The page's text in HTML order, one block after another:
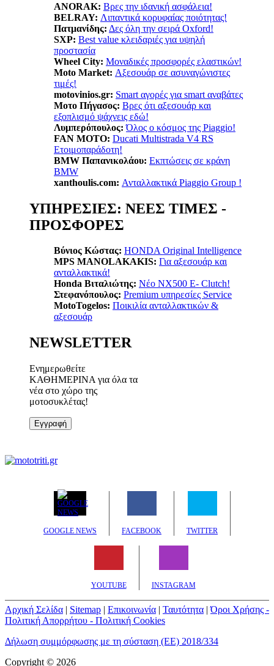
ANORAK: Βρες την ιδανική ασφάλεια!
BELRAY: Λιπαντικά κορυφαίας ποιότητας!
Πατμανίδης: Δες όλη την σειρά Oxford!
SXP: Βest value κλειδαριές για υψηλή
προστασία
Wheel City: Μοναδικές προσφορές ελαστικών!
Moto Market: Αξεσουάρ σε ασυναγώνιστες
τιμές!
motovinios.gr: Smart αγορές για smart αναβάτες
Μοτο Πήγασος: Βρες ότι αξεσουάρ και
εξοπλισμό ψάχνεις εδώ!
Λυμπερόπουλος: Όλος ο κόσμος της Piaggio!
FAN MOTO: Ducati Multistrada V4 RS
Ετοιμοπαράδοτη!
BMW Παπανικολάου: Εκπτώσεις σε κράνη
BMW
xanthoulis.com: Ανταλλακτικά Piaggio Group !
ΥΠΗΡΕΣΙΕΣ: ΝΕΕΣ ΤΙΜΕΣ -
ΠΡΟΣΦΟΡΕΣ
Βύνιος Κώστας: ΗΟΝDA Original Intelligence
MPS MANOLAKAKIS: Για αξεσουάρ και
ανταλλακτικά!
Honda Βιταλιώτης: Nέο ΝΧ500 Ε- Clutch!
Στεφανόπουλος: Premium υπηρεσίες Service
MotoTogelos: Ποικιλία ανταλλακτικών &
αξεσουάρ
NEWSLETTER
Ενημερωθείτε
ΚΑΘΗΜΕΡΙΝΑ για όλα τα
νέα στο χώρο της
μοτοσυκλέτας!
Εγγραφή
GOOGLE NEWS FACEBOOK TWITTER
YOUTUBE INSTAGRAM
Αρχική Σελίδα | Sitemap | Επικοινωνία | Ταυτότητα |Όροι Χρήσης -
Πολιτική Απορρήτου - Πολιτική Cookies
Δήλωση συμμόρφωσης με τη σύσταση (ΕΕ) 2018/334
Copyright © 2026